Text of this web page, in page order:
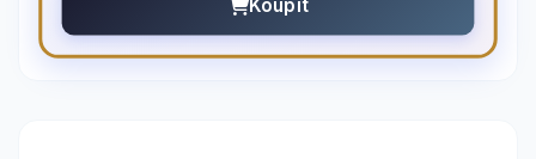
Koupit